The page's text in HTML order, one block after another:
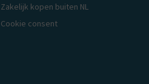
Zakelijk kopen buiten NL
Cookie consent